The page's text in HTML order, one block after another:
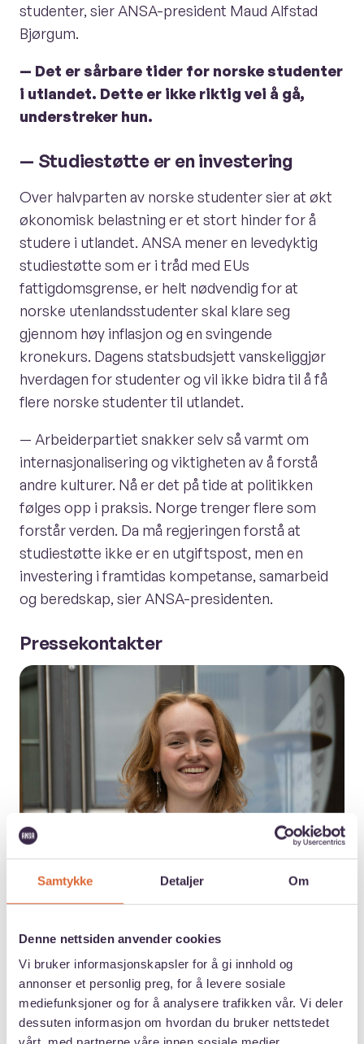
Samtykke Detaljer Om
Denne nettsiden anvender cookies
Vi bruker informasjonskapsler for å gi innhold og
annonser et personlig preg, for å levere sosiale
mediefunksjoner og for å analysere trafikken vår. Vi deler
dessuten informasjon om hvordan du bruker nettstedet
studenter, sier ANSA-president Maud Alfstad
Bjørgum.
— Det er sårbare tider for norske studenter
i utlandet. Dette er ikke riktig vei å gå,
understreker hun.
— Studiestøtte er en investering
Over halvparten av norske studenter sier at økt
økonomisk belastning er et stort hinder for å
studere i utlandet. ANSA mener en levedyktig
studiestøtte som er i tråd med EUs
fattigdomsgrense, er helt nødvendig for at
norske utenlandsstudenter skal klare seg
gjennom høy inflasjon og en svingende
kronekurs. Dagens statsbudsjett vanskeliggjør
hverdagen for studenter og vil ikke bidra til å få
flere norske studenter til utlandet.
— Arbeiderpartiet snakker selv så varmt om
internasjonalisering og viktigheten av å forstå
andre kulturer. Nå er det på tide at politikken
følges opp i praksis. Norge trenger flere som
forstår verden. Da må regjeringen forstå at
studiestøtte ikke er en utgiftspost, men en
investering i framtidas kompetanse, samarbeid
og beredskap, sier ANSA-presidenten.
Pressekontakter
Maud Alfstad Bjørgum
Telefon:+47 90 65 11 56